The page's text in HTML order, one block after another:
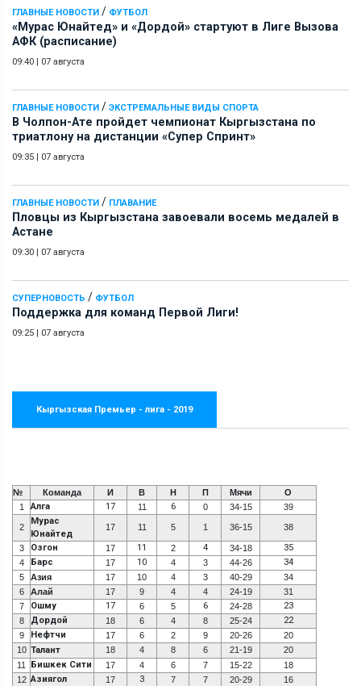
ГЛАВНЫЕ НОВОСТИ / ФУТБОЛ
«Мурас Юнайтед» и «Дордой» стартуют в Лиге Вызова
АФК (расписание)
09:40 | 07 августа
ГЛАВНЫЕ НОВОСТИ / ЭКСТРЕМАЛЬНЫЕ ВИДЫ СПОРТА
В Чолпон-Ате пройдет чемпионат Кыргызстана по
триатлону на дистанции «Супер Спринт»
09:35 | 07 августа
ГЛАВНЫЕ НОВОСТИ / ПЛАВАНИЕ
Пловцы из Кыргызстана завоевали восемь медалей в
Астане
09:30 | 07 августа
СУПЕРНОВОСТЬ / ФУТБОЛ
Поддержка для команд Первой Лиги!
09:25 | 07 августа
Кыргызская Премьер - лига - 2019
№ Команда И В Н П Мячи
О
1
Алга 17 11 6 0 34-15 39
2
Мурас
Юнайтед
17 11 5 1 36-15 38
3 Озгон 17 11 2 4 34-18 35
4 Барс 17 10 4 3 44-26 34
5 Азия 17 10 4 3 40-29
34
6
Алай 17 9 4 4 24-19
31
7
Ошму 17 6 5 6 24-28 23
8 Дордой 18 6 4 8 25-24 22
9 Нефтчи 17 6 2 9 20-26
20
10 Талант 18 4 8 6 21-19
20
11
Бишкек Сити 17 4 6 7 15-22
18
12 Азиягол 17 3 7 7 20-29
16